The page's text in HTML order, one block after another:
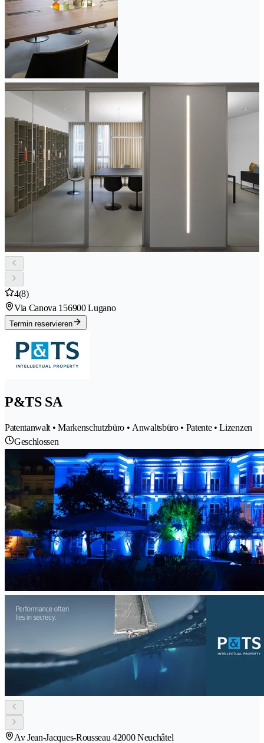
4(8)
Via Canova 156900 Lugano
Termin reservieren
P&TS SA
Patentanwalt • Markenschutzbüro • Anwaltsbüro • Patente • Lizenzen
Geschlossen
Av Jean-Jacques-Rousseau 42000 Neuchâtel